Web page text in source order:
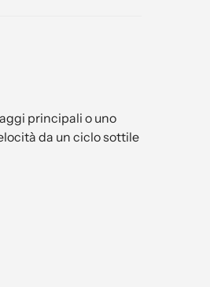
principali o uno
da un ciclo sottile